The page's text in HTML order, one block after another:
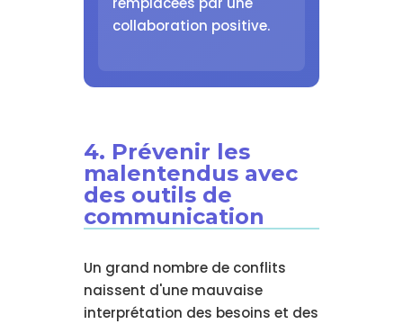
collaboration positive.
4. Prévenir les
malentendus avec
des outils de
communication
Un grand nombre de conflits
naissent d'une mauvaise
interprétation des besoins et des